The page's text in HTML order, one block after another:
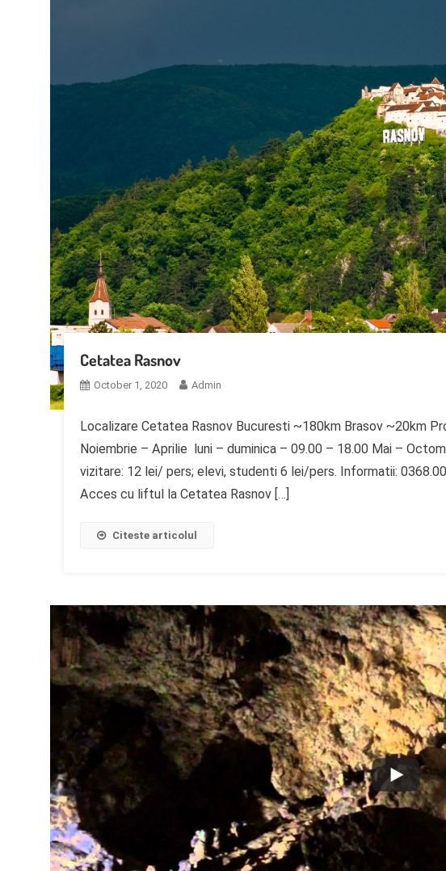
Cetatea Rasnov
October 1, 2020 Admin
Localizare Cetatea Rasnov Bucuresti ~180km Brasov ~20km
Noiembrie – Aprilie luni – duminica – 09.00 – 18.00 Mai –
vizitare: 12 lei/ pers; elevi, studenti 6 lei/pers. Informatii:
Acces cu liftul la Cetatea Rasnov […]
Citeste articolul